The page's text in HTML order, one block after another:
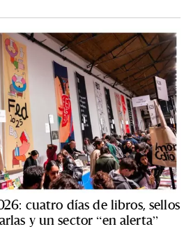
cuatro días de libros, sellos
y un sector “en alerta”